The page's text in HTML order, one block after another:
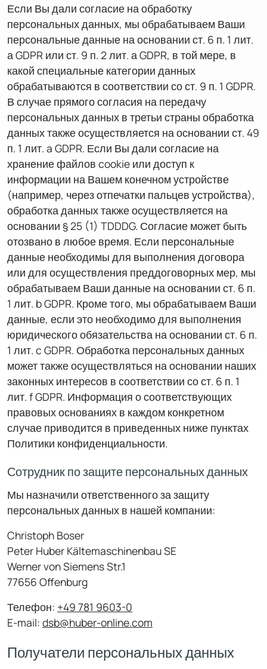
Если Вы дали согласие на обработку
персональных данных, мы обрабатываем Ваши
персональные данные на основании ст. 6 п. 1 лит.
а GDPR или ст. 9 п. 2 лит. а GDPR, в той мере, в
какой специальные категории данных
обрабатываются в соответствии со ст. 9 п. 1 GDPR.
В случае прямого согласия на передачу
персональных данных в третьи страны обработка
данных также осуществляется на основании ст. 49
п. 1 лит. a GDPR. Если Вы дали согласие на
хранение файлов cookie или доступ к
информации на Вашем конечном устройстве
(например, через отпечатки пальцев устройства),
обработка данных также осуществляется на
основании § 25 (1) TDDDG. Согласие может быть
отозвано в любое время. Если персональные
данные необходимы для выполнения договора
или для осуществления преддоговорных мер, мы
обрабатываем Ваши данные на основании ст. 6 п.
1 лит. b GDPR. Кроме того, мы обрабатываем Ваши
данные, если это необходимо для выполнения
юридического обязательства на основании ст. 6 п.
1 лит. c GDPR. Обработка персональных данных
может также осуществляться на основании наших
законных интересов в соответствии со ст. 6 п. 1
лит. f GDPR. Информация о соответствующих
правовых основаниях в каждом конкретном
случае приводится в приведенных ниже пунктах
Политики конфиденциальности.
Сотрудник по защите персональных данных
Мы назначили ответственного за защиту
персональных данных в нашей компании:
Christoph Boser
Peter Huber Kältemaschinenbau SE
Werner von Siemens Str.1
77656 Offenburg
Телефон: +49 781 9603-0
E-mail: dsb@huber-online.com
Получатели персональных данных